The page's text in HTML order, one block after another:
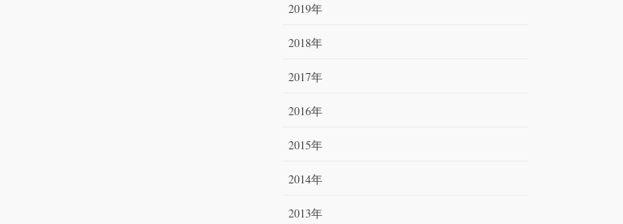
2019年
2018年
2017年
2016年
2015年
2014年
2013年